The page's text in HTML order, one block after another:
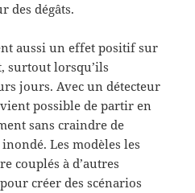
des dégâts.
aussi un effet positif sur
surtout lorsqu’ils
jours. Avec un détecteur
possible de partir en
sans craindre de
Les modèles les
couplés à d’autres
créer des scénarios